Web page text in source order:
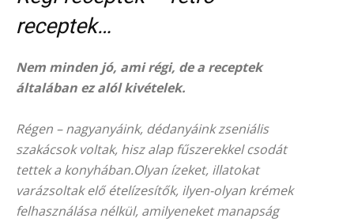
receptek…
Nem minden jó, ami régi, de a receptek
általában ez alól kivételek.
Régen – nagyanyáink, dédanyáink zseniális
szakácsok voltak, hisz alap fűszerekkel csodát
tettek a konyhában.Olyan ízeket, illatokat
varázsoltak elő ételízesítők, ilyen-olyan krémek
felhasználása nélkül, amilyeneket manapság